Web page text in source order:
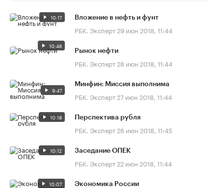
10:17 Вложение в нефть и фунт
РБК. Эксперт 29 июн 2018, 11:44
10:48
Рынок нефти
РБК. Эксперт 28 июн 2018, 11:44
9:47
Минфин: Миссия выполнима
РБК. Эксперт 27 июн 2018, 11:44
10:18 Перспектива рубля
РБК. Эксперт 26 июн 2018, 11:45
10:12 Заседание ОПЕК
РБК. Эксперт 22 июн 2018, 11:44
10:07 Экономика России